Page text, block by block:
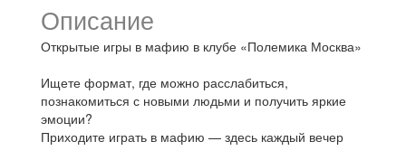
Описание
Открытые игры в мафию в клубе «Полемика Москва»
Ищете формат, где можно расслабиться,
познакомиться с новыми людьми и получить яркие
эмоции?
Приходите играть в мафию — здесь каждый вечер